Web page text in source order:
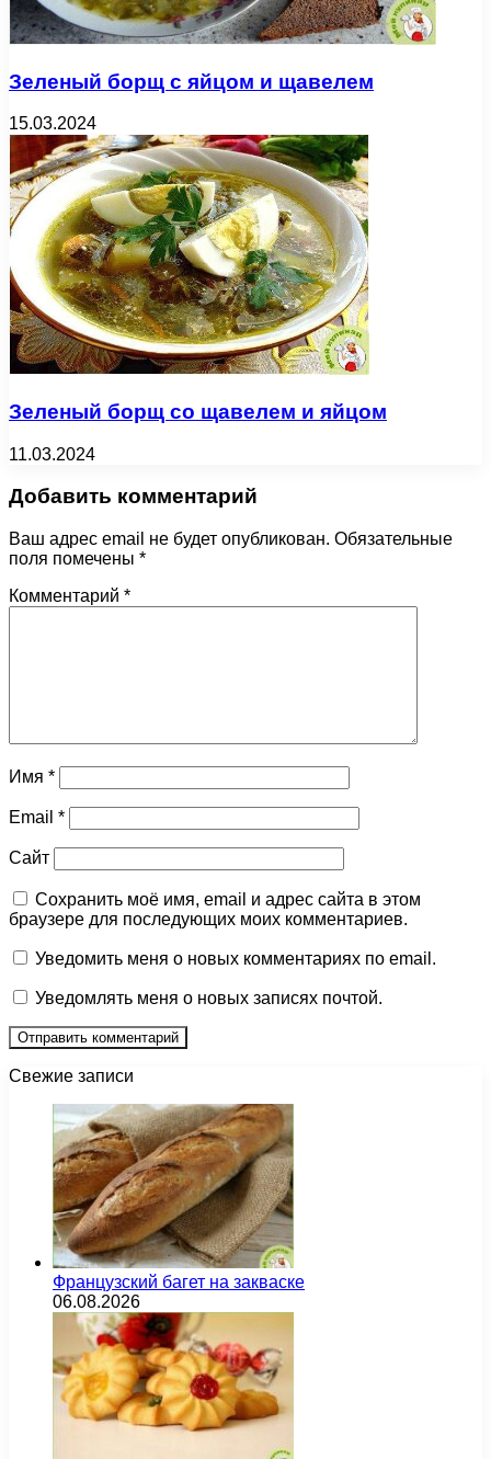
Зеленый борщ с яйцом и щавелем
15.03.2024
Зеленый борщ со щавелем и яйцом
11.03.2024
Добавить комментарий
Ваш адрес email не будет опубликован. Обязательные
поля помечены *
Комментарий *
Имя *
Email *
Сайт
Сохранить моё имя, email и адрес сайта в этом
браузере для последующих моих комментариев.
Уведомить меня о новых комментариях по email.
Уведомлять меня о новых записях почтой.
Свежие записи
Французский багет на закваске
06.08.2026